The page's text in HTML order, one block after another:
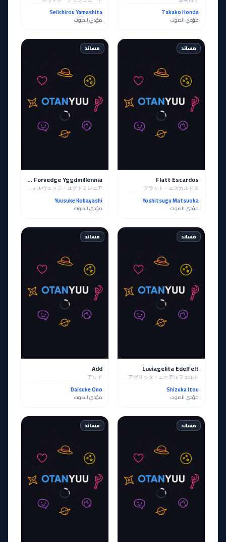
Takako Honda
مؤدي الصوت
Seiichirou Yamashita
مؤدي الصوت
مساند
Flatt Escardos
フラット・エスカルドス
Yoshitsugu Matsuoka
مؤدي الصوت
مساند
Caules Forvedge Yggdmillennia
カウレス・フォルヴェッジ・ユグドミレニア
Yuusuke Kobayashi
مؤدي الصوت
مساند
Luviagelita Edelfelt
ルヴィアゼリッタ・エーデルフェルト
Shizuka Itou
مؤدي الصوت
مساند
Add
アッド
Daisuke Ono
مؤدي الصوت
مساند مساند